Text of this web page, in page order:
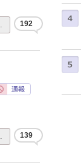
192
139